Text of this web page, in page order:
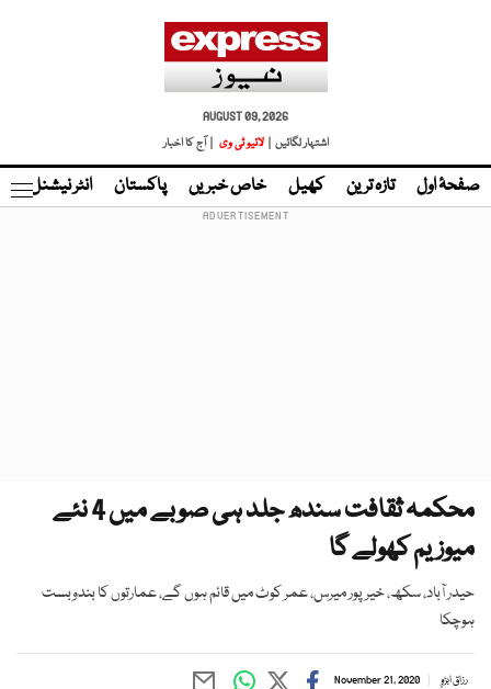
AUGUST 09, 2026
اشتہار لگائیں |
لائیو ٹی وی | آج کا اخبار
صفحۂ اول تازہ ترین کھیل خاص خبریں پاکستان انٹر نیشنل
محکمہ ثقافت سندھ جلد ہی صوبے میں 4 نئے
میوزیم کھولے گا
حیدر آباد، سکھ، خیرپور میرس، عمر کوٹ میں قائم ہوں گے، عمارتوں کا بندوبست
ہوچکا
رزاق ابڑوٍ November 21, 2020